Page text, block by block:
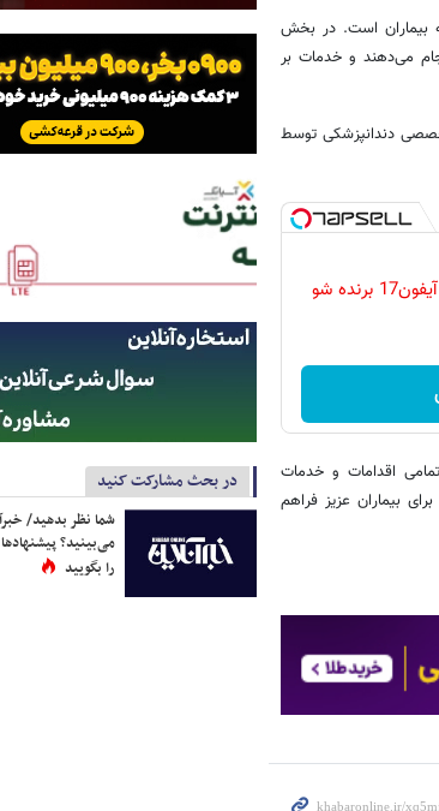
بیماران است. در بخش
می‌دهند و خدمات بر
دندانپزشکی توسط
گردونه رو بچرخون و PS5 و آیفون17 برنده شو
تصریح کرد: تمامی اقدامات و خدمات
بیماران عزیز فراهم
در بحث مشارکت کنید
شما نظر بدهید/
می‌بینید؟
را بگویید